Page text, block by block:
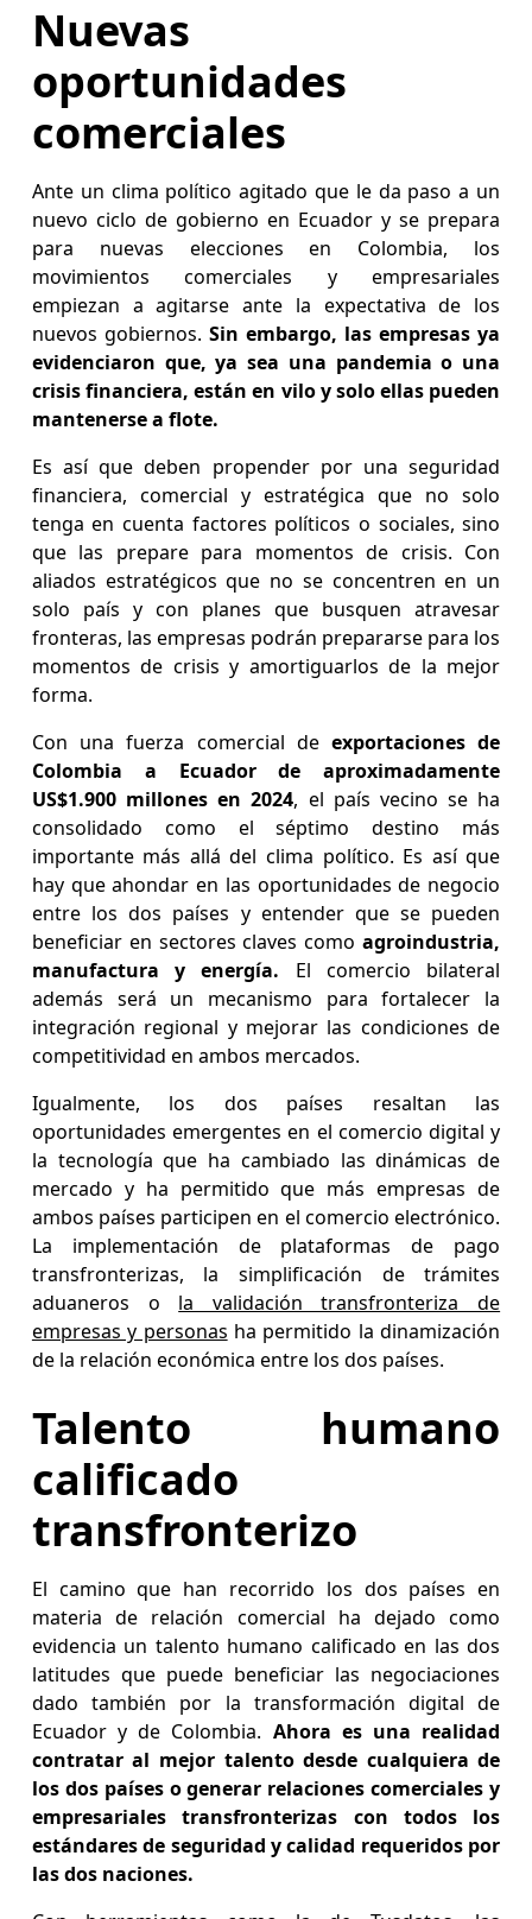
Nuevas
oportunidades
comerciales
Ante un clima político agitado que le da paso a un
nuevo ciclo de gobierno en Ecuador y se prepara
para nuevas elecciones en Colombia, los
movimientos comerciales y empresariales
empiezan a agitarse ante la expectativa de los
nuevos gobiernos. Sin embargo, las empresas ya
evidenciaron que, ya sea una pandemia o una
crisis financiera, están en vilo y solo ellas pueden
mantenerse a flote.
Es así que deben propender por una seguridad
financiera, comercial y estratégica que no solo
tenga en cuenta factores políticos o sociales, sino
que las prepare para momentos de crisis. Con
aliados estratégicos que no se concentren en un
solo país y con planes que busquen atravesar
fronteras, las empresas podrán prepararse para los
momentos de crisis y amortiguarlos de la mejor
forma.
Con una fuerza comercial de exportaciones de
Colombia a Ecuador de aproximadamente
US$1.900 millones en 2024, el país vecino se ha
consolidado como el séptimo destino más
importante más allá del clima político. Es así que
hay que ahondar en las oportunidades de negocio
entre los dos países y entender que se pueden
beneficiar en sectores claves comoagroindustria,
manufactura y energía. El comercio bilateral
además será un mecanismo para fortalecer la
integración regional y mejorar las condiciones de
competitividad en ambos mercados.
Igualmente, los dos países resaltan las
oportunidades emergentes en el comercio digital y
la tecnología que ha cambiado las dinámicas de
mercado y ha permitido que más empresas de
ambos países participen en el comercio electrónico.
La implementación de plataformas de pago
transfronterizas, la simplificación de trámites
aduaneros o la validación transfronteriza de
empresas y personas ha permitido la dinamización
de la relación económica entre los dos países.
Talento humano
calificado
transfronterizo
El camino que han recorrido los dos países en
materia de relación comercial ha dejado como
evidencia un talento humano calificado en las dos
latitudes que puede beneficiar las negociaciones
dado también por la transformación digital de
Ecuador y de Colombia. Ahora es una realidad
contratar al mejor talento desde cualquiera de
los dos países o generar relaciones comerciales y
empresariales transfronterizas con todos los
estándares de seguridad y calidad requeridos por
las dos naciones.